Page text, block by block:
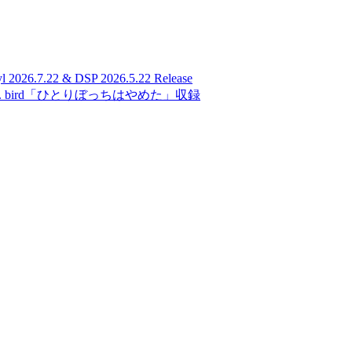
& DSP 2026.5.22 Release
「ひとりぼっちはやめた」収録